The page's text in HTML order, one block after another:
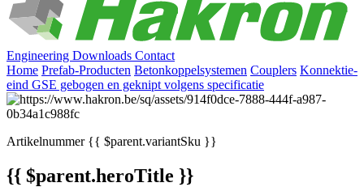
Engineering Downloads Contact
Home Prefab-Producten Betonkoppelsystemen Couplers Konnektie-
eind GSE gebogen en geknipt volgens specificatie
Artikelnummer{{ $parent.variantSku }}
{{ $parent.heroTitle }}